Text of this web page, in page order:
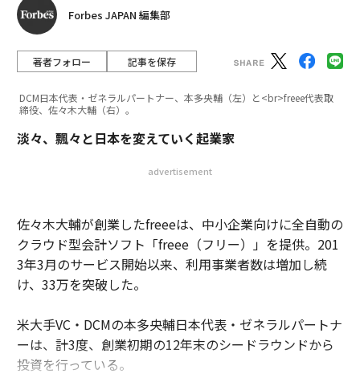
Forbes JAPAN 編集部
著者フォロー 記事を保存
DCM日本代表・ゼネラルパートナー、本多央輔（左）と<br>freee代表取
締役、佐々木大輔（右）。
淡々、飄々と日本を変えていく起業家
advertisement
佐々木大輔が創業したfreeeは、中小企業向けに全自動の
クラウド型会計ソフト「freee（フリー）」を提供。201
3年3月のサービス開始以来、利用事業者数は増加し続
け、33万を突破した。
米大手VC・DCMの本多央輔日本代表・ゼネラルパートナ
ーは、計3度、創業初期の12年末のシードラウンドから
投資を行っている。